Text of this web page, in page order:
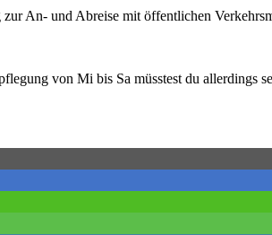
An- und Abreise mit öffentlichen
von Mi bis Sa müsstest du allerdings